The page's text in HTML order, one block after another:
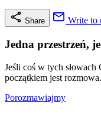
Share Write to
Jedna przestrzeń,
Jeśli coś w tych słowach
początkiem jest rozmowa.
Porozmawiajmy